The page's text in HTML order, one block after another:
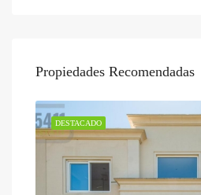
Propiedades Recomendadas
DESTACADO